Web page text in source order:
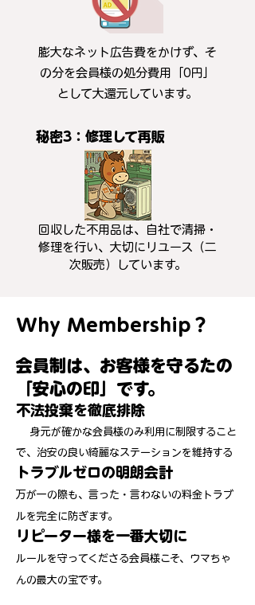
膨大なネット広告費をかけず、そ
の分を会員様の処分費用「0円」
として大還元しています。
秘密3：修理して再販
回収した不用品は、自社で清掃・
修理を行い、大切にリユース（二
次販売）しています。
Why Membership？
会員制は、お客様を守るたの
「安心の印」です。
不法投棄を徹底排除
身元が確かな会員様のみ利用に制限すること
で、治安の良い綺麗なステーションを維持する
トラブルゼロの明朗会計
万が一の際も、言った・言わないの料金トラブ
ルを完全に防ぎます。
リピーター様を一番大切に
ルールを守ってくださる会員様こそ、ウマちゃ
んの最大の宝です。